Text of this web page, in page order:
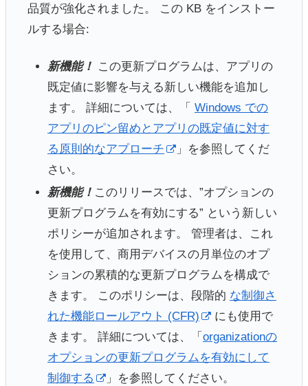
品質が強化されました。 この KB をインストー
ルする場合:
新機能！ この更新プログラムは、アプリの
既定値に影響を与える新しい機能を追加し
ます。 詳細については、「 Windows での
アプリのピン留めとアプリの既定値に対す
る原則的なアプローチ
」を参照してくだ
さい。
新機能！ このリリースでは、”オプションの
更新プログラムを有効にする” という新しい
ポリシーが追加されます。 管理者は、これ
を使用して、商用デバイスの月単位のオプ
ションの累積的な更新プログラムを構成で
きます。 このポリシーは、段階的 な制御さ
れた機能ロールアウト (CFR)
にも使用で
きます。 詳細については、「 organizationの
オプションの更新プログラムを有効にして
制御する
」を参照してください。